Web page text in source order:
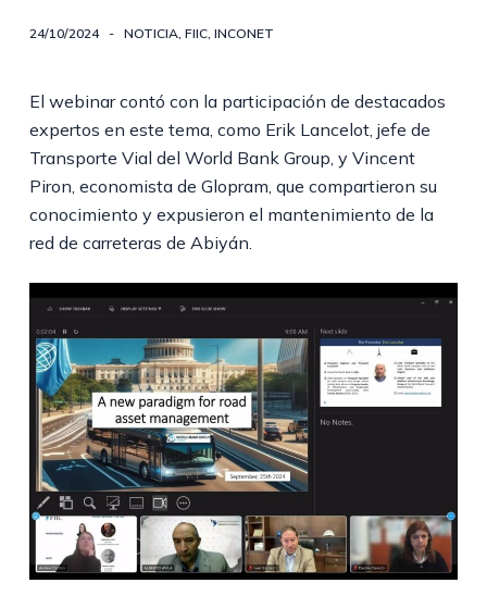
24/10/2024 NOTICIA, FIIC, INCONET
El webinar contó con la participación de destacados
expertos en este tema, como Erik Lancelot, jefe de
Transporte Vial del World Bank Group, y Vincent
Piron, economista de Glopram, que compartieron su
conocimiento y expusieron el mantenimiento de la
red de carreteras de Abiyán.